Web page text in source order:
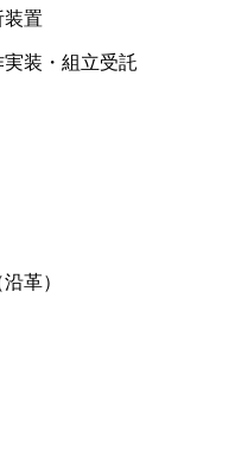
置
装・組立受託
革）